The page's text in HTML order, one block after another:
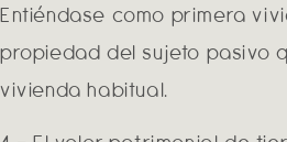
Entiéndase como primera
propiedad del sujeto pasivo
vivienda habitual.